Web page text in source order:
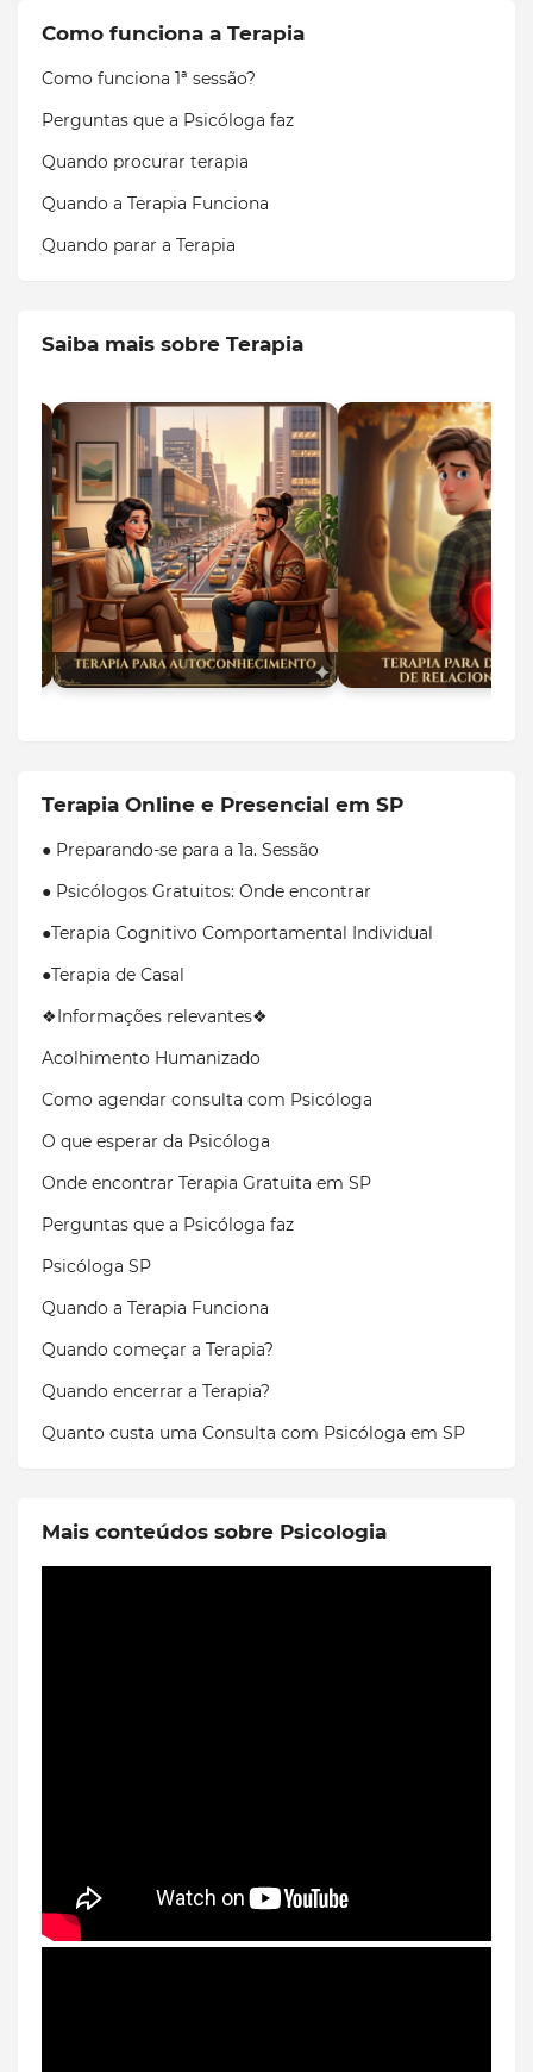
Como funciona a Terapia
Como funciona 1ª sessão?
Perguntas que a Psicóloga faz
Quando procurar terapia
Quando a Terapia Funciona
Quando parar a Terapia
Saiba mais sobre Terapia
Terapia Online e Presencial em SP
● Preparando-se para a 1a. Sessão
● Psicólogos Gratuitos: Onde encontrar
●Terapia Cognitivo Comportamental Individual
●Terapia de Casal
❖Informações relevantes❖
Acolhimento Humanizado
Como agendar consulta com Psicóloga
O que esperar da Psicóloga
Onde encontrar Terapia Gratuita em SP
Perguntas que a Psicóloga faz
Psicóloga SP
Quando a Terapia Funciona
Quando começar a Terapia?
Quando encerrar a Terapia?
Quanto custa uma Consulta com Psicóloga em SP
Mais conteúdos sobre Psicologia